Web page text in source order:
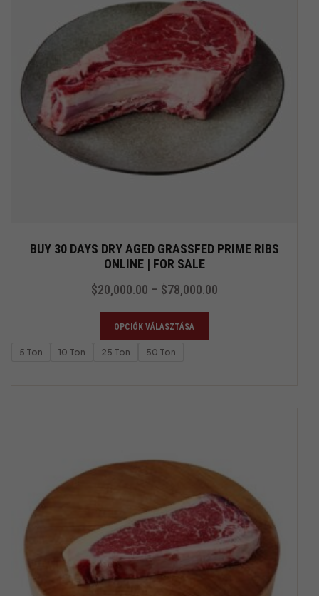
BUY 30 DAYS DRY AGED GRASSFED PRIME RIBS
ONLINE | FOR SALE
$20,000.00 – $78,000.00
OPCIÓK VÁLASZTÁSA
5 Ton 10 Ton 25 Ton 50 Ton